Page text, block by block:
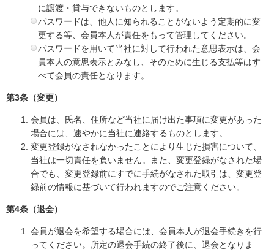
に譲渡・貸与できないものとします。
パスワードは、他人に知られることがないよう定期的に変
更する等、会員本人が責任をもって管理してください。
パスワードを用いて当社に対して行われた意思表示は、会
員本人の意思表示とみなし、そのために生じる支払等はす
べて会員の責任となります。
第3条（変更）
会員は、氏名、住所など当社に届け出た事項に変更があった
場合には、速やかに当社に連絡するものとします。
変更登録がなされなかったことにより生じた損害について、
当社は一切責任を負いません。また、変更登録がなされた場
合でも、変更登録前にすでに手続がなされた取引は、変更登
録前の情報に基づいて行われますのでご注意ください。
第4条（退会）
会員が退会を希望する場合には、会員本人が退会手続きを行
ってください。所定の退会手続の終了後に、退会となりま